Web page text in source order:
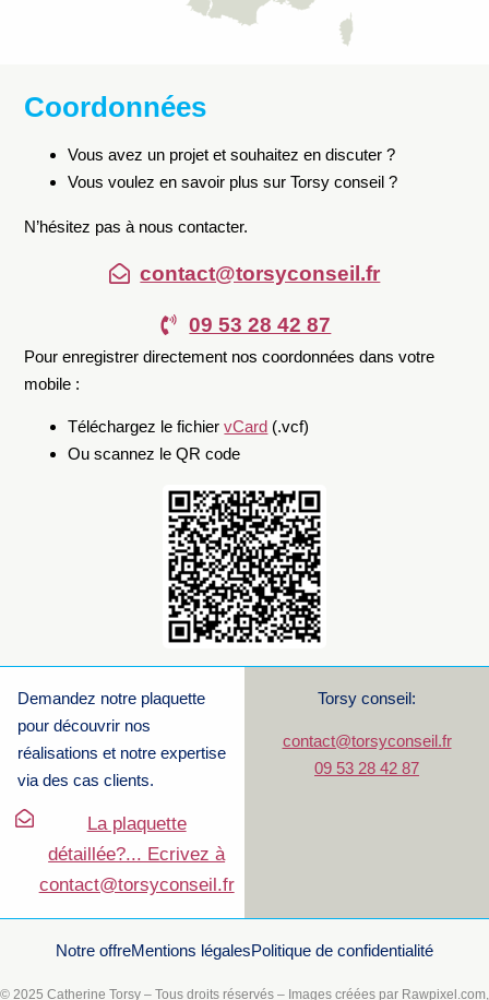
Coordonnées
Vous avez un projet et souhaitez en discuter ?
Vous voulez en savoir plus sur Torsy conseil ?
N’hésitez pas à nous contacter.
contact@torsyconseil.fr
09 53 28 42 87
Pour enregistrer directement nos coordonnées dans votre
mobile :
Téléchargez le fichiervCard (.vcf)
Ou scannez le QR code
Torsy conseil:
contact@torsyconseil.fr
09 53 28 42 87
Demandez notre plaquette
pour découvrir nos
réalisations et notre expertise
via des cas clients.
La plaquette
détaillée?... Ecrivez à
contact@torsyconseil.fr
Notre offreMentions légalesPolitique de confidentialité
© 2025 Catherine Torsy – Tous droits réservés – Images créées par Rawpixel.com,